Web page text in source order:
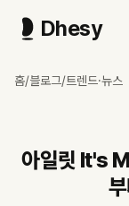
Dhesy
정리합니다. 아일릿이
멤버 모카는 컴백 직전
'It's Me'는 빌보드 재
Dhesy 데이터 기준 최
데뷔 직후부터 이어진
홈/블로그/트렌드·뉴스
아일릿 It's